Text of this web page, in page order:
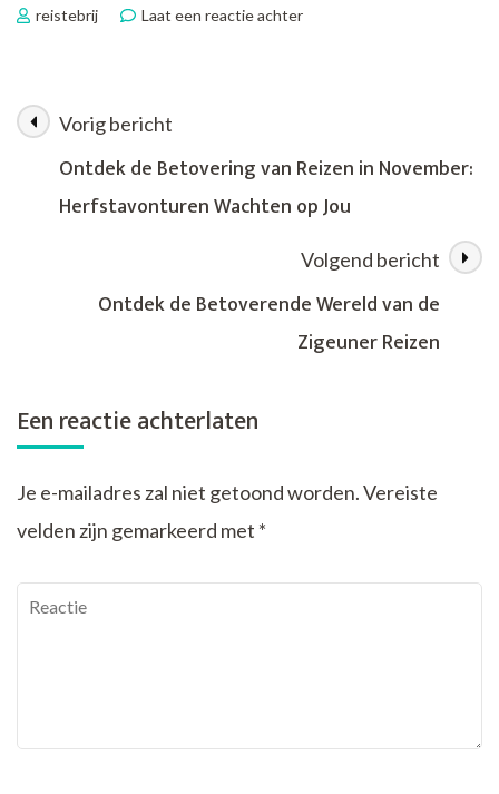
reistebrij Laat een reactie achterop
Magisch
Avontuur
Berichtnavigatie
Vorig bericht
Ontdek de Betovering van Reizen in November:
Herfstavonturen Wachten op Jou
Volgend bericht
Ontdek de Betoverende Wereld van de
Zigeuner Reizen
Een reactie achterlaten
Je e-mailadres zal niet getoond worden.Vereiste
velden zijn gemarkeerd met *
Reactie